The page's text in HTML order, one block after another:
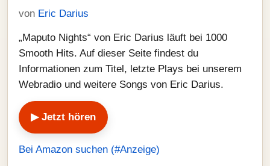
von Eric Darius
„Maputo Nights“ von Eric Darius läuft bei 1000
Smooth Hits. Auf dieser Seite findest du
Informationen zum Titel, letzte Plays bei unserem
Webradio und weitere Songs von Eric Darius.
▶ Jetzt hören
Bei Amazon suchen (#Anzeige)